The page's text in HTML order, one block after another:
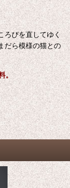
ろびを直してゆく
だら模様の猫との
。